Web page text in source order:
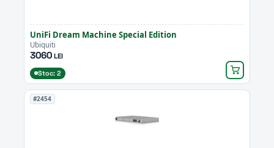
UniFi Dream Machine Special Edition
Ubiquiti
3060LEI
Stoc: 2
#2454